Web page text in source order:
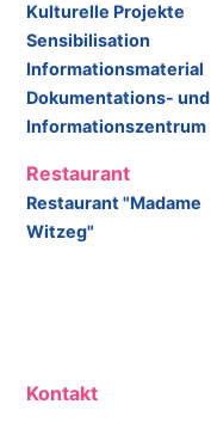
Kulturelle Projekte
Sensibilisation
Informationsmaterial
Dokumentations- und
Informationszentrum
Restaurant
Restaurant "Madame
Witzeg"
Kontakt